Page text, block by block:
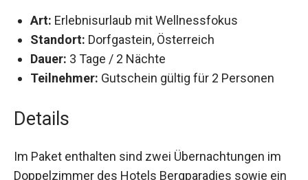
Art:
Erlebnisurlaub mit Wellnessfokus
Standort:Dorfgastein, Österreich
Dauer:3 Tage / 2 Nächte
Details
Im Paket enthalten sind zwei Übernachtungen im